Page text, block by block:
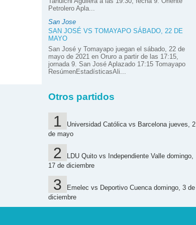
Petrolero Apla...
San Jose
SAN JOSÉ VS TOMAYAPO SÁBADO, 22 DE
MAYO
San José y Tomayapo juegan el sábado, 22 de
mayo de 2021 en Oruro a partir de las 17:15,
jornada 9. San José Aplazado 17:15 Tomayapo
ResúmenEstadísticasAli...
Otros partidos
Universidad Católica vs Barcelona jueves, 2
de mayo
LDU Quito vs Independiente Valle domingo,
17 de diciembre
Emelec vs Deportivo Cuenca domingo, 3 de
diciembre